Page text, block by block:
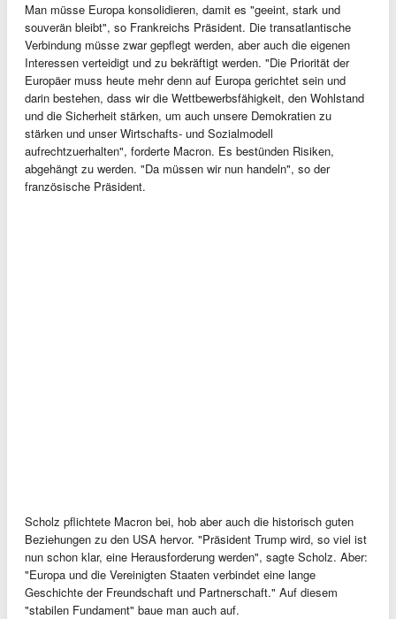
Man müsse Europa konsolidieren, damit es "geeint, stark und
souverän bleibt", so Frankreichs Präsident. Die transatlantische
Verbindung müsse zwar gepflegt werden, aber auch die eigenen
Interessen verteidigt und zu bekräftigt werden. "Die Priorität der
Europäer muss heute mehr denn auf Europa gerichtet sein und
darin bestehen, dass wir die Wettbewerbsfähigkeit, den Wohlstand
und die Sicherheit stärken, um auch unsere Demokratien zu
stärken und unser Wirtschafts- und Sozialmodell
aufrechtzuerhalten", forderte Macron. Es bestünden Risiken,
abgehängt zu werden. "Da müssen wir nun handeln", so der
französische Präsident.
Scholz pflichtete Macron bei, hob aber auch die historisch guten
Beziehungen zu den USA hervor. "Präsident Trump wird, so viel ist
nun schon klar, eine Herausforderung werden", sagte Scholz. Aber:
"Europa und die Vereinigten Staaten verbindet eine lange
Geschichte der Freundschaft und Partnerschaft." Auf diesem
"stabilen Fundament" baue man auch auf.